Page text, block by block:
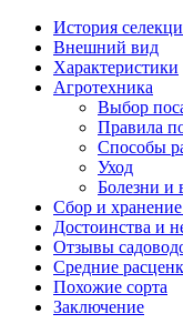
История
Внешний вид
Характеристики
Агротехника
Выбор
Правила
Способы
Уход
Болезни и
Сбор и
Достоинства и
Отзывы
Средние
Похожие сорта
Заключение